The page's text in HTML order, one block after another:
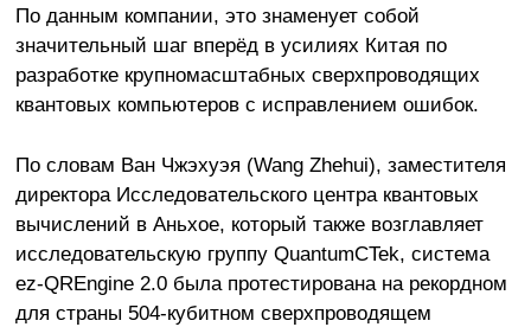
По данным компании, это знаменует собой
значительный шаг вперёд в усилиях Китая по
разработке крупномасштабных сверхпроводящих
квантовых компьютеров с исправлением ошибок.
По словам Ван Чжэхуэя (Wang Zhehui), заместителя
директора Исследовательского центра квантовых
вычислений в Аньхое, который также возглавляет
исследовательскую группу QuantumCTek, система
ez-QREngine 2.0 была протестирована на рекордном
для страны 504-кубитном сверхпроводящем